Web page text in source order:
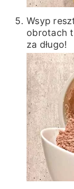
Wsyp
obrotach
za długo!